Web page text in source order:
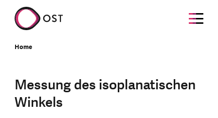
Home
Messung des isoplanatischen
Winkels